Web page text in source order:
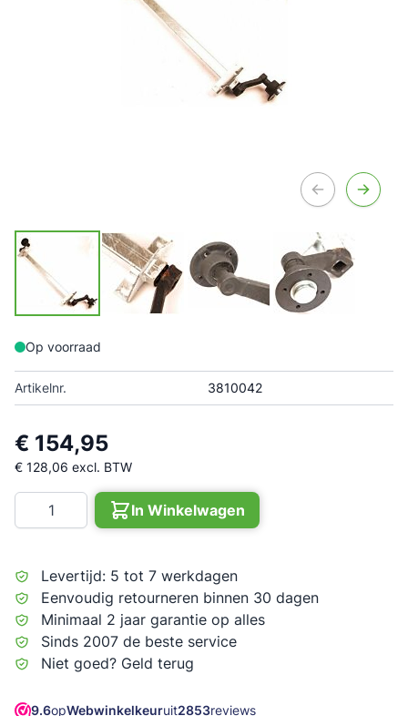
Op voorraad
Artikelnr. 3810042
€ 154,95
€ 128,06 excl. BTW
Aantal
In Winkelwagen
Levertijd: 5 tot 7 werkdagen
Eenvoudig retourneren binnen 30 dagen
Minimaal 2 jaar garantie op alles
Sinds 2007 de beste service
Niet goed? Geld terug
9.6opWebwinkelkeuruit2853reviews